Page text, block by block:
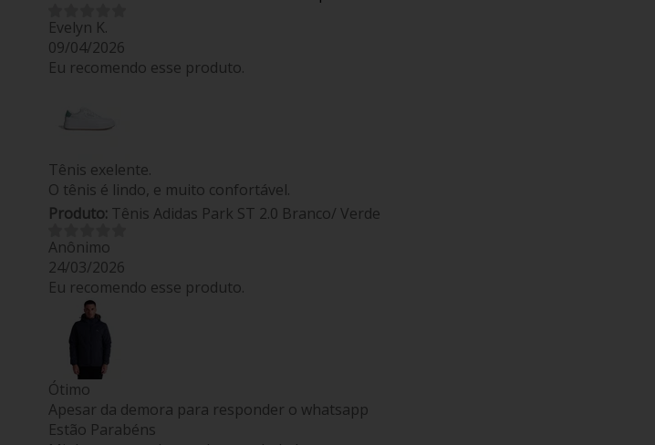
Evelyn K.
09/04/2026
Eu recomendo esse produto.
Tênis exelente.
O tênis é lindo, e muito confortável.
Produto: Tênis Adidas Park ST 2.0 Branco/ Verde
Anônimo
24/03/2026
Eu recomendo esse produto.
Ótimo
Apesar da demora para responder o whatsapp
Estão Parabéns